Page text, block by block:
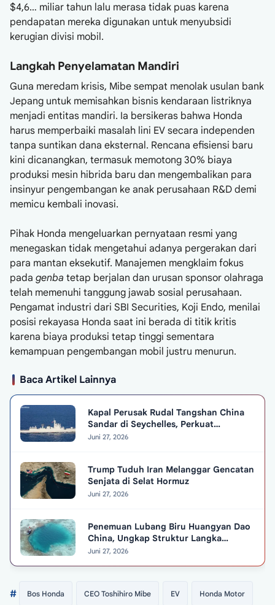
$4,6… miliar tahun lalu merasa tidak puas karena
pendapatan mereka digunakan untuk menyubsidi
kerugian divisi mobil.
Langkah Penyelamatan Mandiri
Guna meredam krisis, Mibe sempat menolak usulan bank
Jepang untuk memisahkan bisnis kendaraan listriknya
menjadi entitas mandiri. Ia bersikeras bahwa Honda
harus memperbaiki masalah lini EV secara independen
tanpa suntikan dana eksternal. Rencana efisiensi baru
kini dicanangkan, termasuk memotong 30% biaya
produksi mesin hibrida baru dan mengembalikan para
insinyur pengembangan ke anak perusahaan R&D demi
memicu kembali inovasi.
Pihak Honda mengeluarkan pernyataan resmi yang
menegaskan tidak mengetahui adanya pergerakan dari
para mantan eksekutif. Manajemen mengklaim fokus
pada genba tetap berjalan dan urusan sponsor olahraga
telah memenuhi tanggung jawab sosial perusahaan.
Pengamat industri dari SBI Securities, Koji Endo, menilai
posisi rekayasa Honda saat ini berada di titik kritis
karena biaya produksi tetap tinggi sementara
kemampuan pengembangan mobil justru menurun.
Baca Artikel Lainnya
Kapal Perusak Rudal Tangshan China
Sandar di Seychelles, Perkuat
Hubungan Diplomatik
Juni 27, 2026
Trump Tuduh Iran Melanggar Gencatan
Senjata di Selat Hormuz
Juni 27, 2026
Penemuan Lubang Biru Huangyan Dao
China, Ungkap Struktur Langka
Berusia 3.200 Tahun
Juni 27, 2026
# Bos Honda CEO Toshihiro Mibe EV Honda Motor